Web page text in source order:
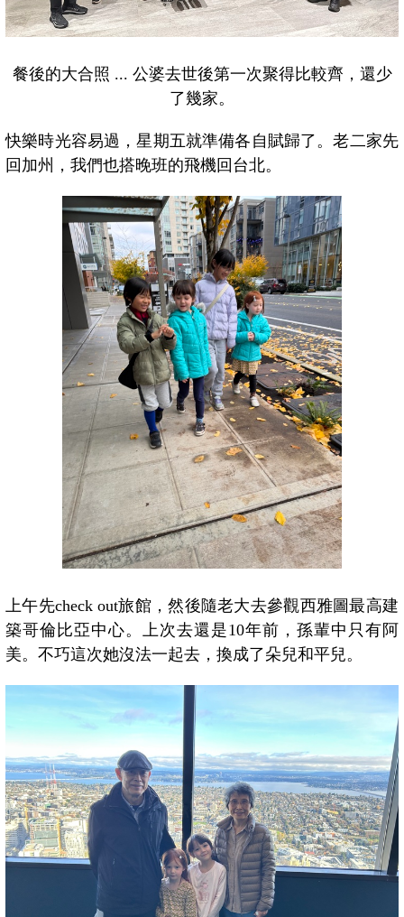
餐後的大合照 ... 公婆去世後第一次聚得比較齊，還少
了幾家。
快樂時光容易過，星期五就準備各自賦歸了。老二家先
回加州，我們也搭晚班的飛機回台北。
上午先check out旅館，然後隨老大去參觀西雅圖最高建
築哥倫比亞中心。上次去還是10年前，孫輩中只有阿
美。不巧這次她沒法一起去，換成了朵兒和平兒。